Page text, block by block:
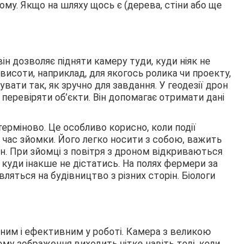
Якщо на шляху щось є (дерева, стіни або ще
дозволяє підняти камеру туди, куди ніяк не
наприклад, для якогось ролика чи проекту,
так, як зручно для завдання. У геодезії дрон
об’єкти. Він допомагає отримати дані
Це особливо корисно, коли події
зйомки. Його легко носити з собою, важить
При зйомці з повітря з дроном відкриваються
інакше не дістатись. На полях фермери за
на будівництво з різних сторін. Біологи
і ефективним у роботі. Камера з великою